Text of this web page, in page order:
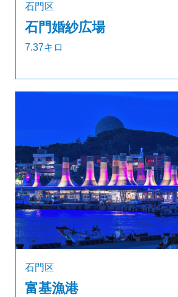
石門区
石門婚紗広場
7.37キロ
石門区
富基漁港